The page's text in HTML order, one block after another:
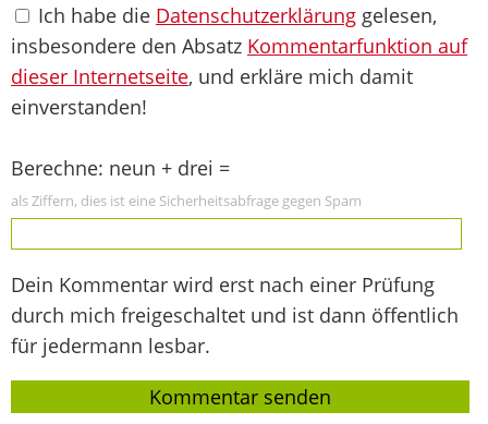
Ich habe die Datenschutzerklärung gelesen,
insbesondere den Absatz Kommentarfunktion auf
dieser Internetseite, und erkläre mich damit
einverstanden!
Berechne: neun + drei =
als Ziffern, dies ist eine Sicherheitsabfrage gegen Spam
Dein Kommentar wird erst nach einer Prüfung
durch mich freigeschaltet und ist dann öffentlich
für jedermann lesbar.